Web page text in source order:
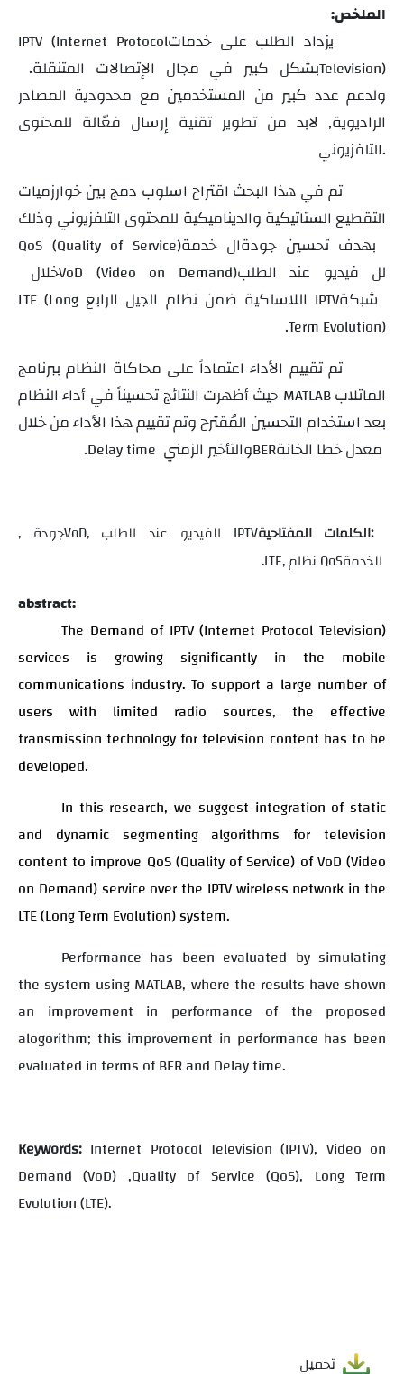
الملخص:
IPTV (Internet Protocol
Television)
ولدعم عدد كبير من المستخدمين مع محدودية المصادر
الراديوية, لابد من تطوير تقنية إرسال فعّالة للمحتوى
التلفزيوني.
تم في هذا البحث اقتراح اسلوب دمج بين خوارزميات
التقطيع الستاتيكية والديناميكية للمحتوى التلفزيوني وذلك
ال خدمة QoS (Quality of Service)
لل VoD (Video on Demand)
IPTV
LTE (Long
Term Evolution)
.
تم تقييم الأداء اعتماداً على محاكاة النظام ببرنامج
الماتلابMATLABحيث أظهرت النتائج تحسيناً في أداء النظام
بعد استخدام التحسين المُقترح وتم تقييم هذا الأداء من خلال
BERوالتأخير الزمني Delay time
.
الكلمات المفتاحية: IPTV
VoD
, جودة
QoS
LTE
.
abstract:
The Demand of IPTV (Internet Protocol Television)
services is growing significantly in the mobile
communications industry. To support a large number of
users with limited radio sources, the effective
transmission technology for television content has to be
developed.
In this research, we suggest integration of static
and dynamic segmenting algorithms for television
content to improve QoS (Quality of Service) of VoD (Video
on Demand) service over the IPTV wireless network in the
LTE (Long Term Evolution) system.
Performance has been evaluated by simulating
the system using MATLAB, where the results have shown
an improvement in performance of the proposed
alogorithm; this improvement in performance has been
evaluated in terms of BER and Delay time.
Keywords: Internet Protocol Television (IPTV), Video on
Demand (VoD) ,Quality of Service (QoS), Long Term
Evolution (LTE).
تحميل